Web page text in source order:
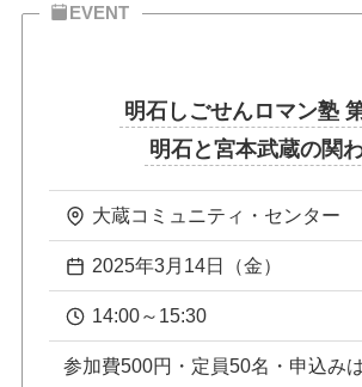
EVENT
明石しごせんロマン塾
明石と宮本武蔵の関
大蔵コミュニティ・センター
2025年3月14日（金）
14:00～15:30
参加費500円・定員50名・申込み